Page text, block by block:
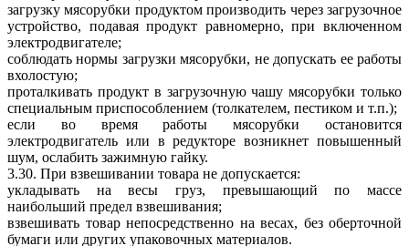
загрузку мясорубки продуктом производить через загрузочное
устройство, подавая продукт равномерно, при включенном
электродвигателе;
соблюдать нормы загрузки мясорубки, не допускать ее работы
вхолостую;
проталкивать продукт в загрузочную чашу мясорубки только
специальным приспособлением (толкателем, пестиком и т.п.);
если во время работы мясорубки остановится
электродвигатель или в редукторе возникнет повышенный
шум, ослабить зажимную гайку.
3.30. При взвешивании товара не допускается:
укладывать на весы груз, превышающий по массе
наибольший предел взвешивания;
взвешивать товар непосредственно на весах, без оберточной
бумаги или других упаковочных материалов.